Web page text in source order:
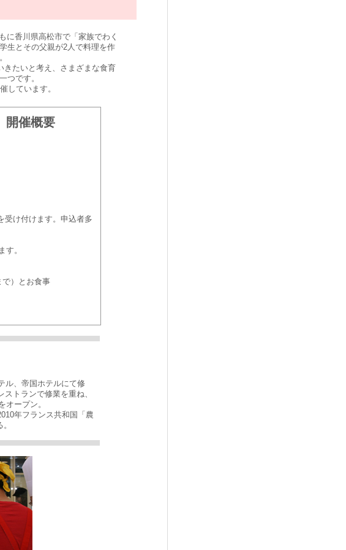
に香川県高松市で「家族でわく
生とその父親が2人で料理を作
きたいと考え、さまざまな食育
つです。
しています。
開催概要
受け付けます。申込者多
す。
で）とお食事
ル、帝国ホテルにて修
トランで修業を重ね、
オープン。
年フランス共和国「農